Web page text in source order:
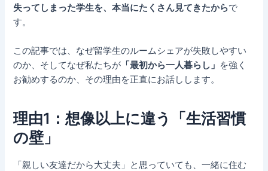
失ってしまった学生を、本当にたくさん見てきたからで
す。
この記事では、なぜ留学生のルームシェアが失敗しやすい
のか、そしてなぜ私たちが 「最初から一人暮らし」 を強く
お勧めするのか、その理由を正直にお話しします。
理由1：想像以上に違う「生活習慣
の壁」
「親しい友達だから大丈夫」と思っていても、一緒に住む